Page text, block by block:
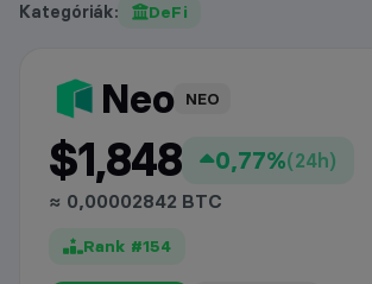
Kategóriák: DeFi
Neoárfolyam
NEO
$1,848 0,77%(24h)
≈ 0,00002842 BTC
Rank #154